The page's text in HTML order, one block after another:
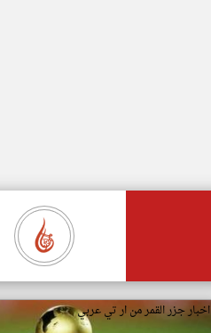
اخبار جزر القمر من ار تي عربي